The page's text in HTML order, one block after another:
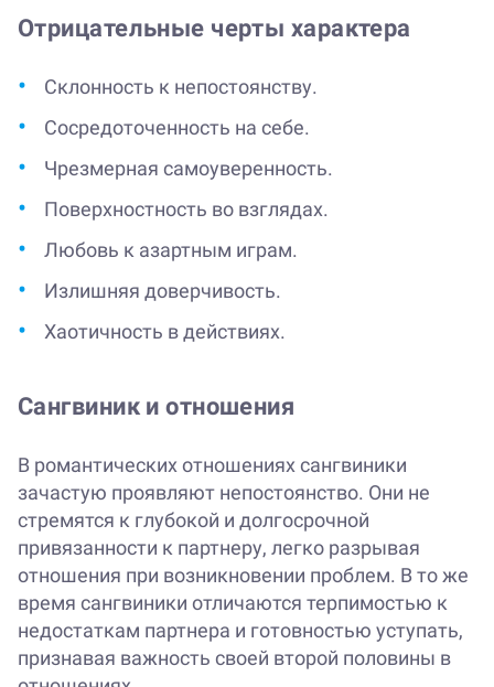
Отрицательные черты характера
Склонность к непостоянству.
Сосредоточенность на себе.
Чрезмерная самоуверенность.
Поверхностность во взглядах.
Любовь к азартным играм.
Излишняя доверчивость.
Хаотичность в действиях.
Сангвиник и отношения
В романтических отношениях сангвиники
зачастую проявляют непостоянство. Они не
стремятся к глубокой и долгосрочной
привязанности к партнеру, легко разрывая
отношения при возникновении проблем. В то же
время сангвиники отличаются терпимостью к
недостаткам партнера и готовностью уступать,
признавая важность своей второй половины в